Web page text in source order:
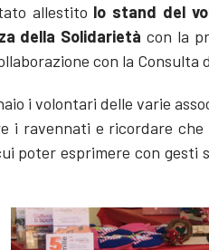
allestito lo stand del
della Solidarietà con la
con la Consulta
i volontari delle varie
i ravennati e ricordare
poter esprimere con gesti